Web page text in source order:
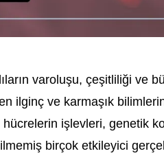
varoluşu, çeşitliliği ve
ilginç ve karmaşık
işlevleri, genetik
birçok etkileyici